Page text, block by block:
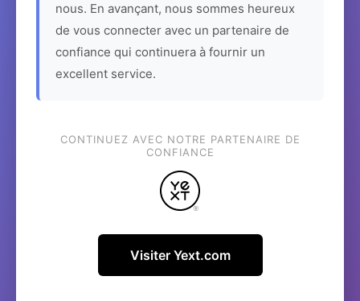
nous. En avançant, nous sommes heureux
de vous connecter avec un partenaire de
confiance qui continuera à fournir un
excellent service.
CONTINUEZ AVEC NOTRE PARTENAIRE DE
CONFIANCE
Visiter Yext.com